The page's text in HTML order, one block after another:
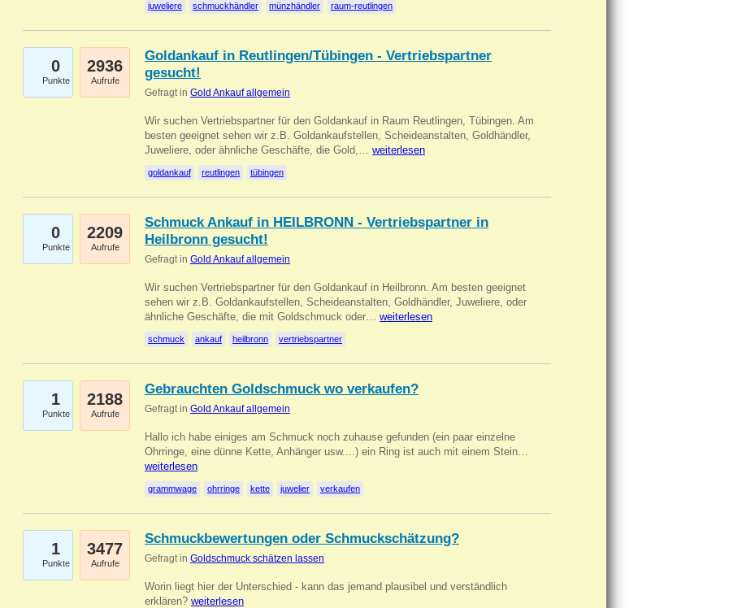
juweliere schmuckhändler münzhändler raum-reutlingen
0
Punkte
2936
Aufrufe
Goldankauf in Reutlingen/Tübingen - Vertriebspartner
gesucht!
Gefragt in Gold Ankauf allgemein
Wir suchen Vertriebspartner für den Goldankauf in Raum Reutlingen, Tübingen. Am
besten geeignet sehen wir z.B. Goldankaufstellen, Scheideanstalten, Goldhändler,
Juweliere, oder ähnliche Geschäfte, die Gold,… weiterlesen
goldankauf reutlingen tübingen
0
Punkte
2209
Aufrufe
Schmuck Ankauf in HEILBRONN - Vertriebspartner in
Heilbronn gesucht!
Gefragt in Gold Ankauf allgemein
Wir suchen Vertriebspartner für den Goldankauf in Heilbronn. Am besten geeignet
sehen wir z.B. Goldankaufstellen, Scheideanstalten, Goldhändler, Juweliere, oder
ähnliche Geschäfte, die mit Goldschmuck oder… weiterlesen
schmuck ankauf heilbronn vertriebspartner
1
Punkte
2188
Aufrufe
Gebrauchten Goldschmuck wo verkaufen?
Gefragt in Gold Ankauf allgemein
Hallo ich habe einiges am Schmuck noch zuhause gefunden (ein paar einzelne
Ohrringe, eine dünne Kette, Anhänger usw....) ein Ring ist auch mit einem Stein…
weiterlesen
grammwage ohrringe kette juwelier verkaufen
1
Punkte
3477
Aufrufe
Schmuckbewertungen oder Schmuckschätzung?
Gefragt in Goldschmuck schätzen lassen
Worin liegt hier der Unterschied - kann das jemand plausibel und verständlich
erklären? weiterlesen